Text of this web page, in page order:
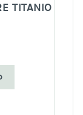
TITANIO